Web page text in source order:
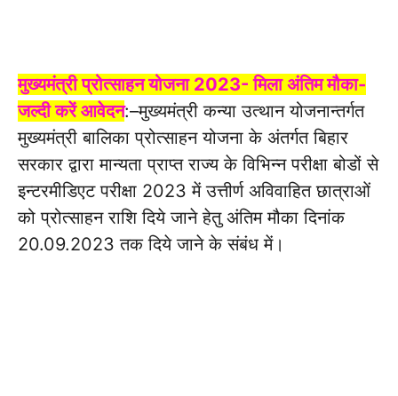
मुख्यमंत्री प्रोत्साहन योजना 2023- मिला अंतिम मौका-
जल्दी करें आवेदन:–मुख्यमंत्री कन्या उत्थान योजनान्तर्गत
मुख्यमंत्री बालिका प्रोत्साहन योजना के अंतर्गत बिहार
सरकार द्वारा मान्यता प्राप्त राज्य के विभिन्न परीक्षा बोडों से
इन्टरमीडिएट परीक्षा 2023 में उत्तीर्ण अविवाहित छात्राओं
को प्रोत्साहन राशि दिये जाने हेतु अंतिम मौका दिनांक
20.09.2023 तक दिये जाने के संबंध में।